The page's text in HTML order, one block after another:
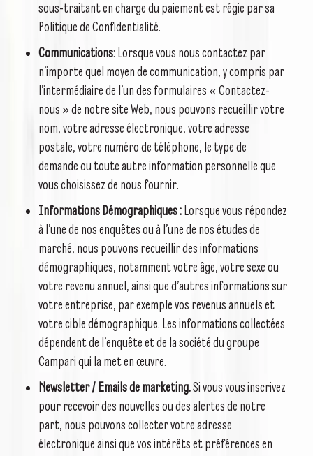
sous-traitant en charge du paiement est régie par sa
Politique de Confidentialité.
Communications: Lorsque vous nous contactez par
n’importe quel moyen de communication, y compris par
l’intermédiaire de l’un des formulaires « Contactez-
nous » de notre site Web, nous pouvons recueillir votre
nom, votre adresse électronique, votre adresse
postale, votre numéro de téléphone, le type de
demande ou toute autre information personnelle que
vous choisissez de nous fournir.
Informations Démographiques : Lorsque vous répondez
à l’une de nos enquêtes ou à l’une de nos études de
marché, nous pouvons recueillir des informations
démographiques, notamment votre âge, votre sexe ou
votre revenu annuel, ainsi que d’autres informations sur
votre entreprise, par exemple vos revenus annuels et
votre cible démographique. Les informations collectées
dépendent de l’enquête et de la société du groupe
Campari qui la met en œuvre.
Newsletter / Emails de marketing.Si vous vous inscrivez
pour recevoir des nouvelles ou des alertes de notre
part, nous pouvons collecter votre adresse
électronique ainsi que vos intérêts et préférences en